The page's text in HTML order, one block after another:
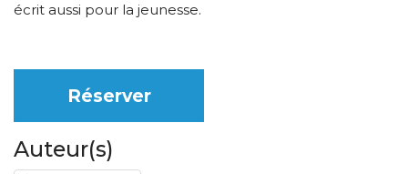
écrit aussi pour la jeunesse.
Réserver
Auteur(s)